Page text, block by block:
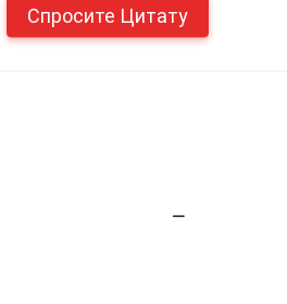
Спросите Цитату